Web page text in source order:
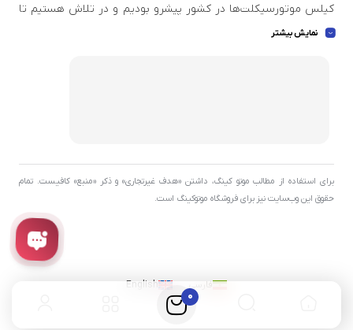
0
کیلس موتورسیکلت‌ها در کشور پیشرو بودیم و در تلاش هستیم تا
اطلاعات بروزی در دست داشته باشید تا بتوانیم خدمات استاندار و
نمایش بیشتر
برای استفاده از مطالب موتو کینگ، داشتن «هدف غیرتجاری» و ذکر «منبع» کافیست. تمام
حقوق اين وب‌سايت نیز برای فروشگاه موتوکینگ است.
فارسی English